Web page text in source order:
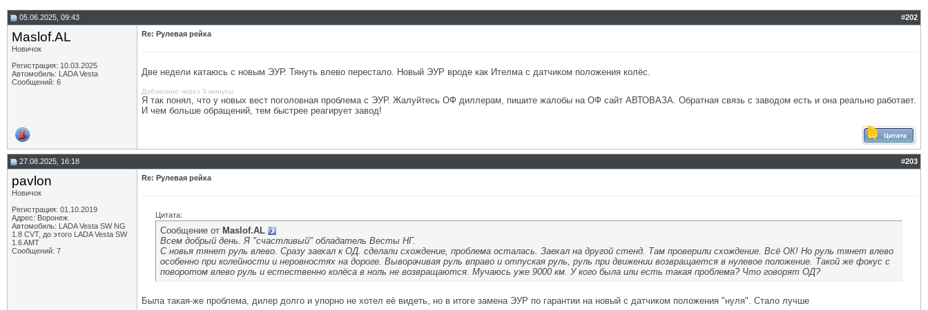
05.06.2025, 09:43 #202
Maslof.AL
Новичок
Регистрация: 10.03.2025
Автомобиль: LADA Vesta
Сообщений: 6
Re: Рулевая рейка
Две недели катаюсь с новым ЭУР. Тянуть влево перестало. Новый ЭУР вроде как Ителма с датчиком положения колёс.
Добавлено через 3 минуты
Я так понял, что у новых вест поголовная проблема с ЭУР. Жалуйтесь ОФ диллерам, пишите жалобы на ОФ сайт АВТОВАЗА. Обратная связь с заводом есть и она реально работает.
И чем больше обращений, тем быстрее реагирует завод!
27.08.2025, 16:18 #203
pavlon
Новичок
Регистрация: 01.10.2019
Адрес: Воронеж
Автомобиль: LADA Vesta SW NG
1.8 CVT, до этого LADA Vesta SW
1.6 AMT
Сообщений: 7
Re: Рулевая рейка
Цитата:
Сообщение от Maslof.AL
Всем добрый день. Я "счастливый" обладатель Весты НГ.
С новья тянет руль влево. Сразу заехал к ОД. сделали схождение, проблема осталась. Заехал на другой стенд. Там проверили схождение. Всё ОК! Но руль тянет влево
особенно при колейности и неровностях на дороге. Выворачивая руль вправо и отпуская руль, руль при движении возвращается в нулевое положение. Такой же фокус с
поворотом влево руль и естественно колёса в ноль не возвращаются. Мучаюсь уже 9000 км. У кого была или есть такая проблема? Что говорят ОД?
Была такая-же проблема, дилер долго и упорно не хотел её видеть, но в итоге замена ЭУР по гарантии на новый с датчиком положения "нуля". Стало лучше